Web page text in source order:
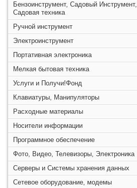
Бензоинструмент, Садовый Инструмент,
Садовая техника
Ручной инструмент
Электроинструмент
Портативная электроника
Мелкая бытовая техника
Услуги и Получи!Фонд
Клавиатуры, Манипуляторы
Расходные материалы
Носители информации
Программное обеспечение
Фото, Видео, Телевизоры, Электроника
Серверы и Системы хранения данных
Сетевое оборудование, модемы